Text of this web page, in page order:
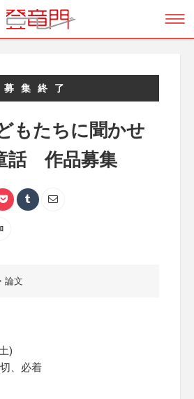
募集終了
もたちに聞かせ
話 作品募集
論文
)
、必着